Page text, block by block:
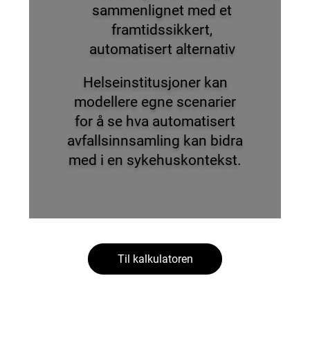
sammenlignet med et
framtidssikkert,
automatisert alternativ
Helseinstitusjoner kan
modellere egne scenarier
for å se hva automatisert
avfallsinnsamling kan bidra
med i en sykehuskontekst.
Til kalkulatoren